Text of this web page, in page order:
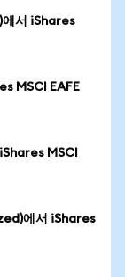
서 iShares
MSCI EAFE
MSCI
에서 iShares